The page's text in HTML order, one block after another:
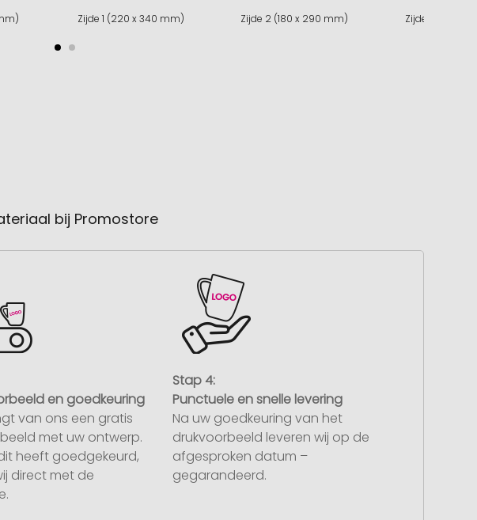
Zijde 1 (220 x 340 mm) Zijde 2 (180 x 290 mm) Zijde 2 (210 x
bij Promostore
en goedkeuring
van ons een gratis
met uw ontwerp.
heeft goedgekeurd,
direct met de
Stap 4:
Punctuele en snelle levering
Na uw goedkeuring van het
drukvoorbeeld leveren wij op de
afgesproken datum –
gegarandeerd.